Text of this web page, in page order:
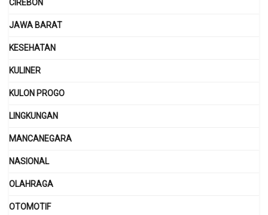
CIREBON
JAWA BARAT
KESEHATAN
KULINER
KULON PROGO
LINGKUNGAN
MANCANEGARA
NASIONAL
OLAHRAGA
OTOMOTIF